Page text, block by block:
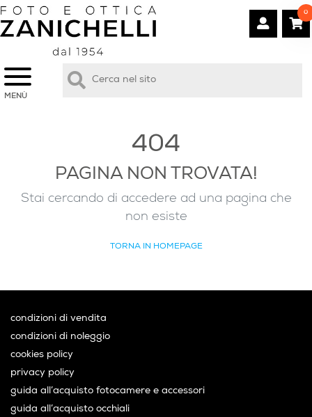
MENÙ
0
404
PAGINA NON TROVATA!
Stai cercando di accedere ad una pagina che
non esiste
TORNA IN HOMEPAGE
condizioni di vendita
condizioni di noleggio
cookies policy
privacy policy
guida all’acquisto fotocamere e accessori
guida all’acquisto occhiali